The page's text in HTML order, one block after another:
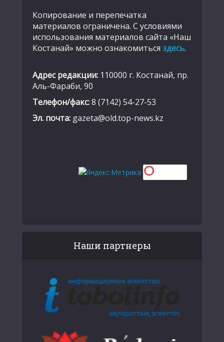
Копирование и перепечатка
материалов ограничена. С условиями
использования материалов сайта «Наш
Костанай» можно ознакомиться здесь.
Адрес редакции: 110000 г. Костанай, пр.
Аль-Фараби, 90
Телефон/факс:8 (7142) 54-27-53
Эл. почта: gazeta@old.top-news.kz
Наши партнеры